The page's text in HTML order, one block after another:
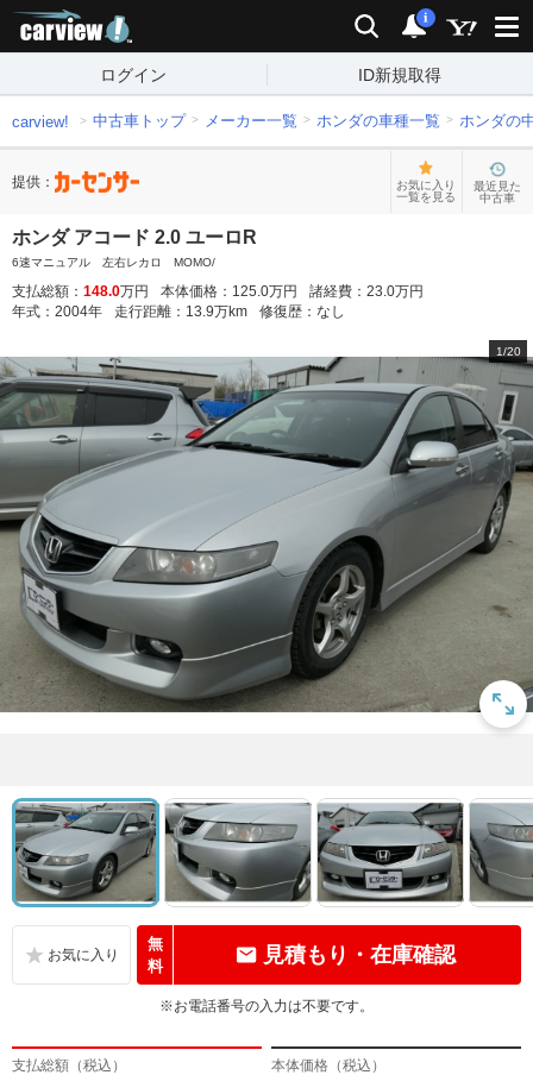
検索 通知
i
ログイン ID新規取得
carview! 中古車トップ メーカー一覧 ホンダの車種一覧 ホンダの
提供：
お気に入り
一覧を見る
最近見た
中古車
ホンダ アコード 2.0 ユーロR
6速マニュアル 左右レカロ MOMO/
支払総額： 148.0万円 本体価格： 125.0万円 諸経費： 23.0万円
年式： 2004年 走行距離： 13.9万km 修復歴： なし
1/20
無
料
見積もり・在庫確認
※お電話番号の入力は不要です。
支払総額（税込） 本体価格（税込）